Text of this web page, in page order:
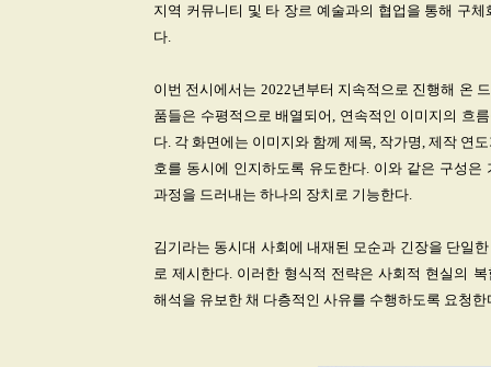
지역 커뮤니티 및 타 장르 예술과의 협업을 통해 구
다.
이번 전시에서는 2022년부터 지속적으로 진행해 온
품들은 수평적으로 배열되어, 연속적인 이미지의 흐
다. 각 화면에는 이미지와 함께 제목, 작가명, 제작 연
호를 동시에 인지하도록 유도한다. 이와 같은 구성
과정을 드러내는 하나의 장치로 기능한다.
김기라는 동시대 사회에 내재된 모순과 긴장을 단일
로 제시한다. 이러한 형식적 전략은 사회적 현실의
해석을 유보한 채 다층적인 사유를 수행하도록 요청한